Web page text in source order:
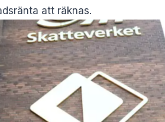
att räknas.